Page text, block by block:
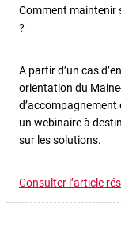
Comment maintenir
?
A partir d’un cas
orientation du
d’accompagnement
un webinaire à
sur les solutions.
Consulter l’article